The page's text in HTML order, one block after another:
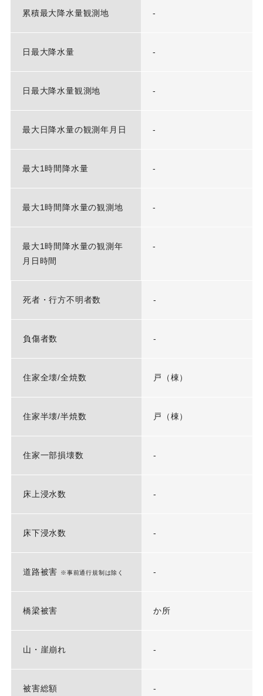
累積最大降水量観測地 -
日最大降水量 -
日最大降水量観測地 -
最大日降水量の観測年月日 -
最大1時間降水量 -
最大1時間降水量の観測地 -
最大1時間降水量の観測年
月日時間
-
死者・行方不明者数 -
負傷者数 -
住家全壊/全焼数 戸（棟）
住家半壊/半焼数 戸（棟）
住家一部損壊数 -
床上浸水数 -
床下浸水数 -
道路被害 ※事前通行規制は除く -
橋梁被害 か所
山・崖崩れ -
被害総額 -